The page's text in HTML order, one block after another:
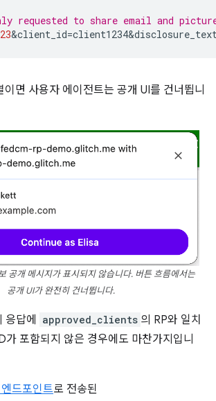
requested to share email and
&client_id=
이면 사용자 에이전트는 공개 UI를 건너뜁니
공개 메시지가 표시되지 않습니다. 버튼 흐름에서는
공개 UI가 완전히 건너뜁니다.
응답에 approved_clients 의 RP와 일치
가 포함되지 않은 경우에도 마찬가지입니
드포인트로 전송된